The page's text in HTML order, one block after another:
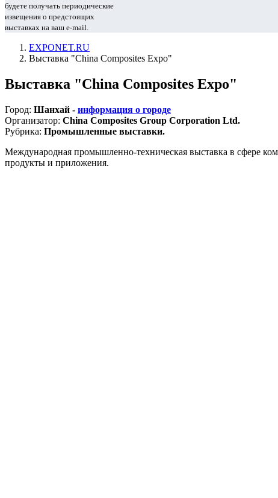
будете получать периодические
извещения о предстоящих
выставках на ваш e-mail.
EXPONET.RU
Выставка "China Composites Expo"
Выставка "China Composites Expo"
Город: Шанхай - информация о городе
Организатор: China Composites Group Corporation Ltd.
Рубрика: Промышленные выставки.
Международная промышленно-техническая выставка в сфере
продукты и приложения.